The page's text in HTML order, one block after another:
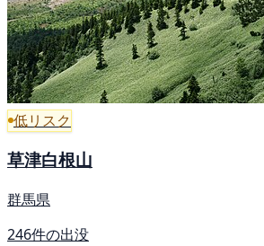
低リスク
草津白根山
群馬県
246件の出没